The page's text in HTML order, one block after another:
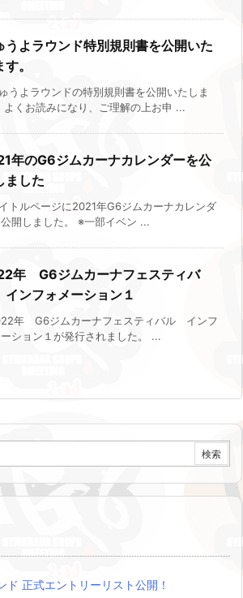
うよラウンド特別規則書を公開いた
。
うよラウンドの特別規則書を公開いたしま
よくお読みになり、ご理解の上お申 ...
年のG6ジムカーナカレンダーを公
ました
トルページに2021年G6ジムカーナカレンダ
開しました。 ※一部イベン ...
年 G6ジムカーナフェスティバ
ンフォメーション１
年 G6ジムカーナフェスティバル インフ
ション１が発行されました。 ...
ド 正式エントリーリスト公開！